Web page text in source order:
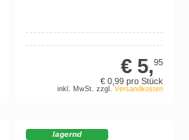
€ 5,95
€ 0, 99 pro Stück
inkl. MwSt. zzgl. Versandkosten
lagernd